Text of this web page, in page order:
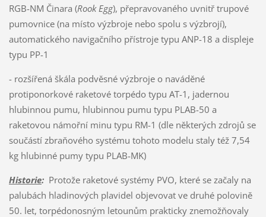
RGB-NM Činara (Rook Egg), přepravovaného uvnitř trupové
pumovnice (na místo výzbroje nebo spolu s výzbrojí),
automatického navigačního přístroje typu ANP-18 a displeje
typu PP-1
- rozšířená škála podvěsné výzbroje o naváděné
protiponorkové raketové torpédo typu AT-1, jadernou
hlubinnou pumu, hlubinnou pumu typu PLAB-50 a
raketovou námořní minu typu RM-1 (dle některých zdrojů se
součástí zbraňového systému tohoto modelu staly též 7,54
kg hlubinné pumy typu PLAB-MK)
Historie:Protože raketové systémy PVO, které se začaly na
palubách hladinových plavidel objevovat ve druhé polovině
50. let, torpédonosným letounům prakticky znemožňovaly